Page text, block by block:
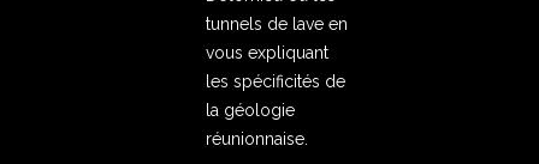
tunnels de lave en
vous expliquant
les spécificités de
la géologie
réunionnaise.